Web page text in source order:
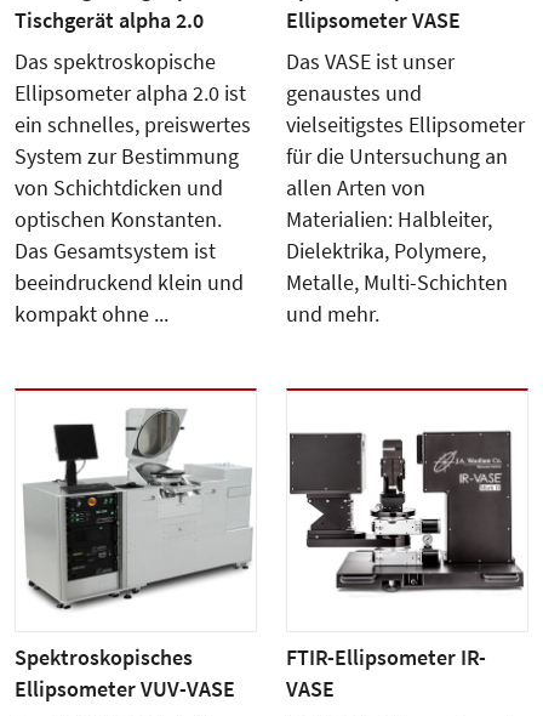
Tischgerät alpha 2.0
Das spektroskopische
Ellipsometer alpha 2.0 ist
ein schnelles, preiswertes
System zur Bestimmung
von Schichtdicken und
optischen Konstanten.
Das Gesamtsystem ist
beeindruckend klein und
kompakt ohne ...
Ellipsometer VASE
Das VASE ist unser
genaustes und
vielseitigstes Ellipsometer
für die Untersuchung an
allen Arten von
Materialien: Halbleiter,
Dielektrika, Polymere,
Metalle, Multi-Schichten
und mehr.
Spektroskopisches
Ellipsometer VUV-VASE
FTIR-Ellipsometer IR-
VASE